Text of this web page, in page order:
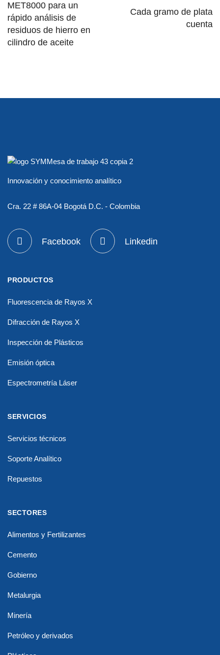
MET8000 para un
rápido análisis de
residuos de hierro en
cilindro de aceite
Cada gramo de plata
cuenta
Innovación y conocimiento analítico
Cra. 22 # 86A-04 Bogotá D.C. - Colombia
Facebook Linkedin
PRODUCTOS
Fluorescencia de Rayos X
Difracción de Rayos X
Inspección de Plásticos
Emisión óptica
Espectrometría Láser
SERVICIOS
Servicios técnicos
Soporte Analítico
Repuestos
SECTORES
Alimentos y Fertilizantes
Cemento
Gobierno
Metalurgia
Minería
Petróleo y derivados